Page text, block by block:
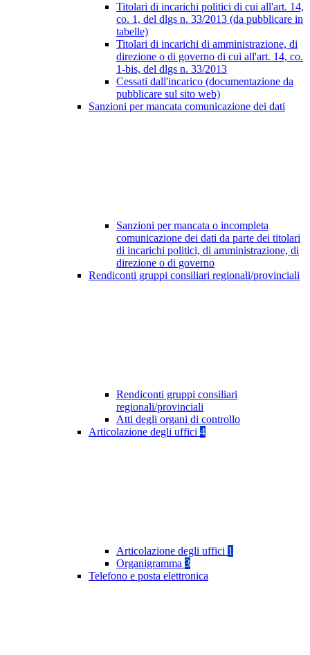
Titolari di incarichi politici di cui all'art. 14,
co. 1, del dlgs n. 33/2013 (da pubblicare in
tabelle)
Titolari di incarichi di amministrazione, di
direzione o di governo di cui all'art. 14, co.
1-bis, del dlgs n. 33/2013
Cessati dall'incarico (documentazione da
pubblicare sul sito web)
Sanzioni per mancata comunicazione dei dati
Sanzioni per mancata o incompleta
comunicazione dei dati da parte dei titolari
di incarichi politici, di amministrazione, di
direzione o di governo
Rendiconti gruppi consiliari regionali/provinciali
Rendiconti gruppi consiliari
regionali/provinciali
Atti degli organi di controllo
Articolazione degli uffici 4
Articolazione degli uffici 1
Organigramma 3
Telefono e posta elettronica